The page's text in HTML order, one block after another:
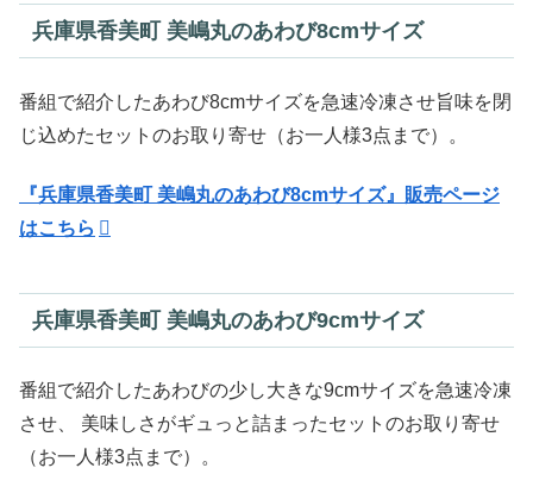
兵庫県香美町 美嶋丸のあわび8cmサイズ
番組で紹介したあわび8cmサイズを急速冷凍させ旨味を閉
じ込めたセットのお取り寄せ（お一人様3点まで）。
『兵庫県香美町 美嶋丸のあわび8cmサイズ』販売ページ
はこちら
兵庫県香美町 美嶋丸のあわび9cmサイズ
番組で紹介したあわびの少し大きな9cmサイズを急速冷凍
させ、 美味しさがギュっと詰まったセットのお取り寄せ
（お一人様3点まで）。